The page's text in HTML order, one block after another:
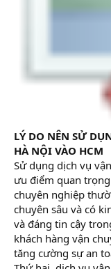
LÝ DO NÊN SỬ
HÀ NỘI VÀO HCM
Sử dụng dịch vụ
ưu điểm quan
chuyên nghiệp
chuyên sâu và có
và đáng tin cậy
khách hàng vận
tăng cường sự an